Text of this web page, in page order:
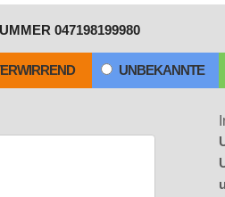
047198199980
UNBEKANNTE